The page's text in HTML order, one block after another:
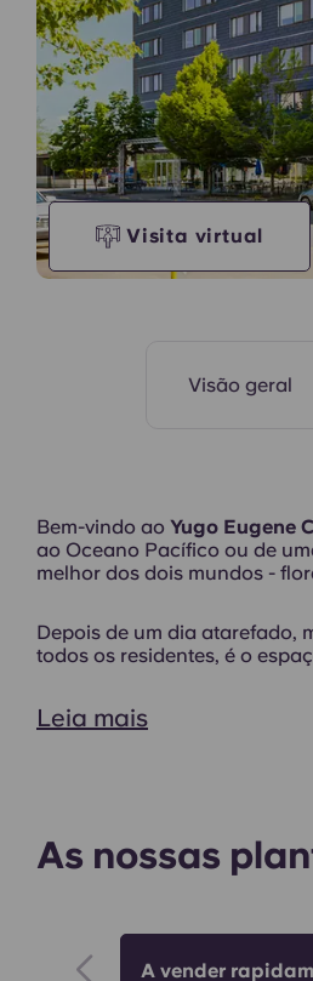
Visita virtual
Unidade de modelo
Visão geral
Bem-vindo ao Yugo Eugene
ao Oceano Pacífico ou de
melhor dos dois mundos -
Depois de um dia atarefado,
todos os residentes, é o
Leia mais
As nossas
A vender